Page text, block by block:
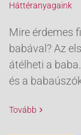
Háttéranyagaink
Mire érdemes
babával? Az
átélheti a
és a
Tovább